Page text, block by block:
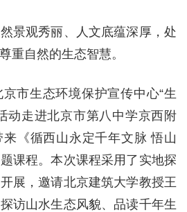
景观秀丽、人文底蕴深厚，处
重自然的生态智慧。
市生态环境保护宣传中心“生
动走进北京市第八中学京西附
《循西山永定千年文脉 悟山
课程。本次课程采用了实地探
展，邀请北京建筑大学教授王
访山水生态风貌、品读千年生